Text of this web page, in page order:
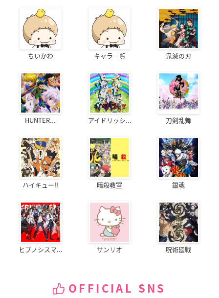
ちいかわ キャラ一覧 鬼滅の刃
HUNTER... アイドリッシ... 刀剣乱舞
ハイキュー!! 暗殺教室 銀魂
ヒプノシスマ... サンリオ 呪術廻戦
OFFICIAL SNS